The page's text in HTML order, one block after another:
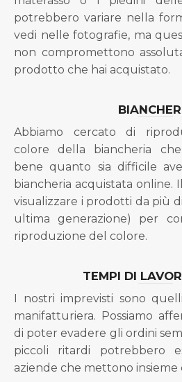
potrebbero variare nella
vedi nelle fotografie, ma
non compromettono
prodotto che hai acquistato.
Abbiamo cercato di
colore della biancheria che
bene quanto sia difficile
biancheria acquistata online.
visualizzare i prodotti da più
ultima generazione) per
riproduzione del colore.
TEMPI DI
I nostri imprevisti sono
manifatturiera. Possiamo
di poter evadere gli ordini
piccoli ritardi potrebbero
aziende che mettono